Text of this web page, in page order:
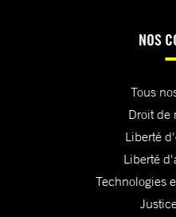
NOS
Tous
Droit de
Liberté
Liberté
Technologies